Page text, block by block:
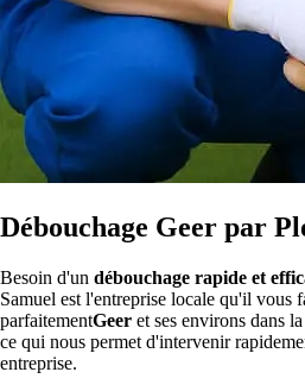
Débouchage Geer par
Besoin d'un débouchage rapide et
Samuel est l'entreprise locale qu'il vous
parfaitementGeer et ses environs dans
ce qui nous permet d'intervenir
entreprise.